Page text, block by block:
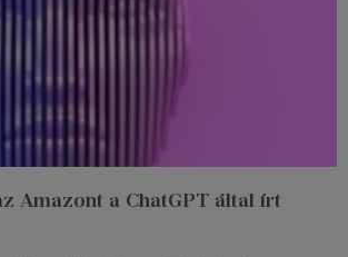
Amazont a ChatGPT által írt